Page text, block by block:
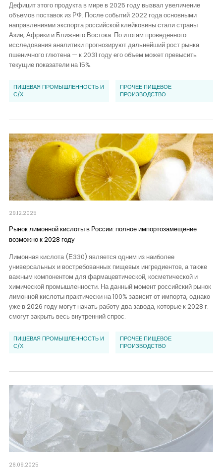
Дефицит этого продукта в мире в 2025 году вызвал увеличение
объемов поставок из РФ. После событий 2022 года основными
направлениями экспорта российской клейковины стали страны
Азии, Африки и Ближнего Востока. По итогам проведенного
исследования аналитики прогнозируют дальнейший рост рынка
пшеничного глютена — к 2031 году его объем может превысить
текущие показатели на 15%.
ПИЩЕВАЯ ПРОМЫШЛЕННОСТЬ И
С/Х
ПРОЧЕЕ ПИЩЕВОЕ
ПРОИЗВОДСТВО
29.12.2025
Рынок лимонной кислоты в России: полное импортозамещение
возможно к 2028 году
Лимонная кислота (Е330) является одним из наиболее
универсальных и востребованных пищевых ингредиентов, а также
важным компонентом для фармацевтической, косметической и
химической промышленности. На данный момент российский рынок
лимонной кислоты практически на 100% зависит от импорта, однако
уже в 2026 году могут начать работу два завода, которые к 2028 г.
смогут закрыть весь внутренний спрос.
ПИЩЕВАЯ ПРОМЫШЛЕННОСТЬ И
С/Х
ПРОЧЕЕ ПИЩЕВОЕ
ПРОИЗВОДСТВО
26.09.2025